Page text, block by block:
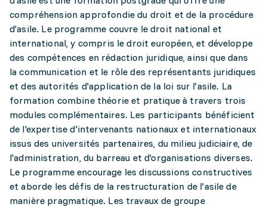
compréhension approfondie du droit et de la procédure
d'asile. Le programme couvre le droit national et
international, y compris le droit européen, et développe
des compétences en rédaction juridique, ainsi que dans
la communication et le rôle des représentants juridiques
et des autorités d'application de la loi sur l'asile. La
formation combine théorie et pratique à travers trois
modules complémentaires. Les participants bénéficient
de l'expertise d'intervenants nationaux et internationaux
issus des universités partenaires, du milieu judiciaire, de
l'administration, du barreau et d'organisations diverses.
Le programme encourage les discussions constructives
et aborde les défis de la restructuration de l'asile de
manière pragmatique. Les travaux de groupe